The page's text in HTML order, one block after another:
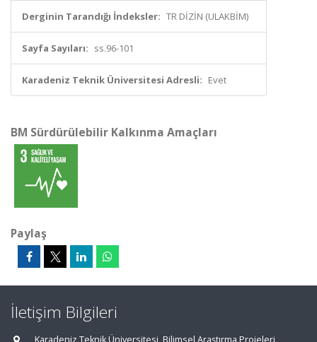
Derginin Tarandığı İndeksler: TR DİZİN (ULAKBİM)
Sayfa Sayıları: ss.96-101
Karadeniz Teknik Üniversitesi Adresli: Evet
BM Sürdürülebilir Kalkınma Amaçları
Paylaş
İletişim Bilgileri
Karadeniz Teknik Üniversitesi, Bilimsel Araştırma Projeleri